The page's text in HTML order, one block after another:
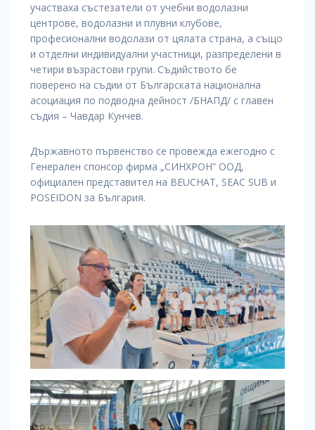
участваха състезатели от учебни водолазни
центрове, водолазни и плувни клубове,
професионални водолази от цялата страна, а също
и отделни индивидуални участници, разпределени в
четири възрастови групи. Съдийството бе
поверено на съдии от Българската национална
асоциация по подводна дейност /БНАПД/ с главен
съдия – Чавдар Кунчев.
Държавното първенство се провежда ежегодно с
Генерален спонсор фирма „СИНХРОН” ООД,
официален представител на BEUCHAT, SEAC SUB и
POSEIDON за България.